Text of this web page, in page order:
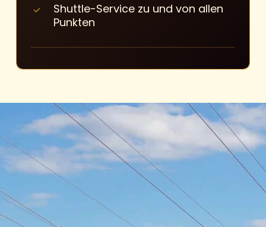
Shuttle-Service zu und von allen
Punkten